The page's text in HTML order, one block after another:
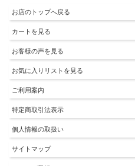
お店のトップへ戻る
カートを見る
お客様の声を見る
お気に入りリストを見る
ご利用案内
特定商取引法表示
個人情報の取扱い
サイトマップ